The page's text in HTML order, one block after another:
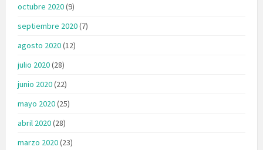
octubre 2020(9)
septiembre 2020(7)
agosto 2020(12)
julio 2020(28)
junio 2020(22)
mayo 2020(25)
abril 2020(28)
marzo 2020(23)